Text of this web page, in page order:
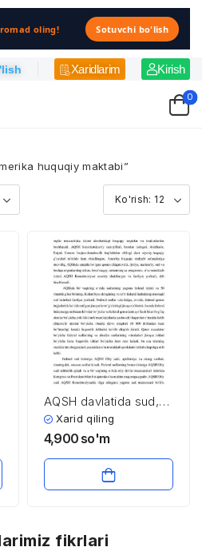
oling! Sotuvchi bo'lish
Xaridlarim Kirish
0
huquqiy maktabi”
AQSH davlatida sud,
prokuratura va
advokatura
Xarid qiling
4,900 so'm
fikrlari